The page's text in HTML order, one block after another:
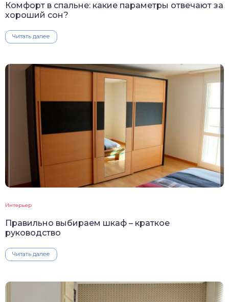
Комфорт в спальне: какие параметры отвечают за
хороший сон?
Читать далее
Интерьер
Правильно выбираем шкаф – краткое
руководство
Читать далее